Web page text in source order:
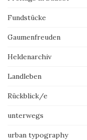
Fundstücke
Gaumenfreuden
Heldenarchiv
Landleben
Rückblick/e
unterwegs
urban typography